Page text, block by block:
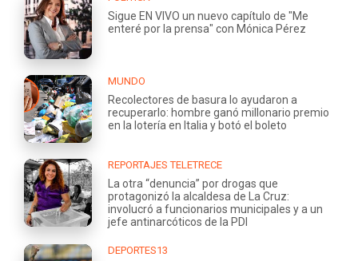
Sigue EN VIVO un nuevo capítulo de "Me
enteré por la prensa" con Mónica Pérez
MUNDO
Recolectores de basura lo ayudaron a
recuperarlo: hombre ganó millonario premio
en la lotería en Italia y botó el boleto
REPORTAJES TELETRECE
La otra “denuncia” por drogas que
protagonizó la alcaldesa de La Cruz:
involucró a funcionarios municipales y a un
jefe antinarcóticos de la PDI
DEPORTES13